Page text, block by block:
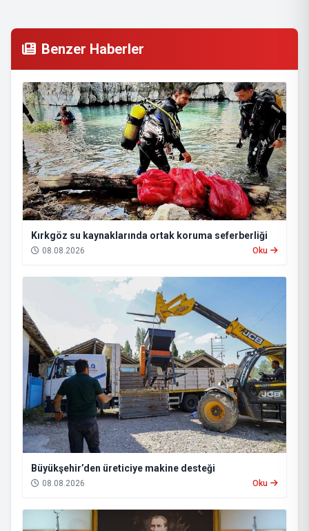
Benzer Haberler
Kırkgöz su kaynaklarında ortak koruma seferberliği
08.08.2026 Oku
Büyükşehir’den üreticiye makine desteği
08.08.2026 Oku